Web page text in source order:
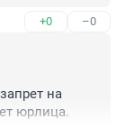
+0 –0
на
юрлица.